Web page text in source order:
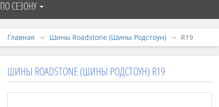
ПО СЕЗОНУ
Главная Шины Roadstone (Шины Родстоун) R19
ШИНЫ ROADSTONE (ШИНЫ РОДСТОУН) R19